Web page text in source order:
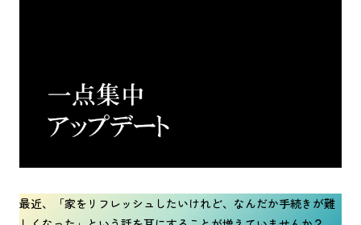
最近、「家をリフレッシュしたいけれど、なんだか手続きが難